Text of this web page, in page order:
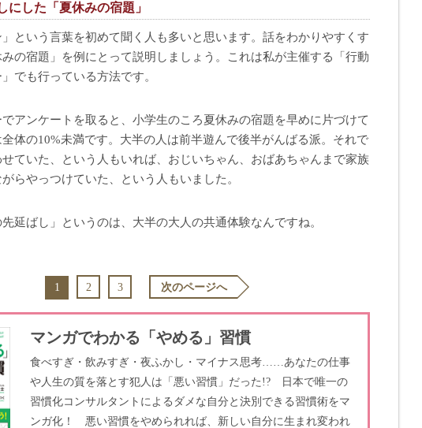
にした「夏休みの宿題」
」という言葉を初めて聞く人も多いと思います。話をわかりやすくす
の宿題」を例にとって説明しましょう。これは私が主催する「行動
でも行っている方法です。
アンケートを取ると、小学生のころ夏休みの宿題を早めに片づけて
体の10%未満です。大半の人は前半遊んで後半がんばる派。それで
ていた、という人もいれば、おじいちゃん、おばあちゃんまで家族
らやっつけていた、という人もいました。
先延ばし」というのは、大半の大人の共通体験なんですね。
1 2 3 次のページへ
マンガでわかる「やめる」習慣
食べすぎ・飲みすぎ・夜ふかし・マイナス思考……あなたの仕事
や人生の質を落とす犯人は「悪い習慣」だった!? 日本で唯一の
習慣化コンサルタントによるダメな自分と決別できる習慣術をマ
ンガ化！ 悪い習慣をやめられれば、新しい自分に生まれ変われ